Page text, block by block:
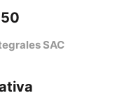
SAC